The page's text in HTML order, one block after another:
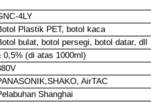
4LY
Plastik PET, botol kaca
bulat, botol persegi, botol datar, dll
0,5% (di atas 1000ml)
SHAKO, AirTAC
Shanghai